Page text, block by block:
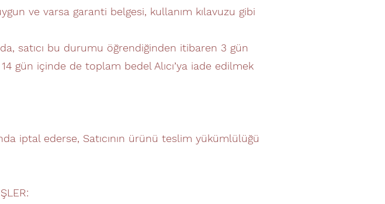
ve varsa garanti belgesi, kullanım kılavuzu gibi
satıcı bu durumu öğrendiğinden itibaren 3 gün
gün içinde de toplam bedel Alıcı’ya iade edilmek
iptal ederse, Satıcının ürünü teslim yükümlülüğü